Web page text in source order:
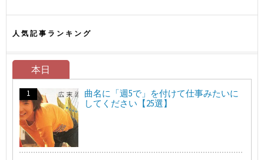
人気記事ランキング
本日
曲名に「週5で」を付けて仕事みたいに
してください【25選】